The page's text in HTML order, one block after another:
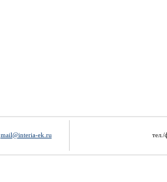
mail@interia-ek.ru